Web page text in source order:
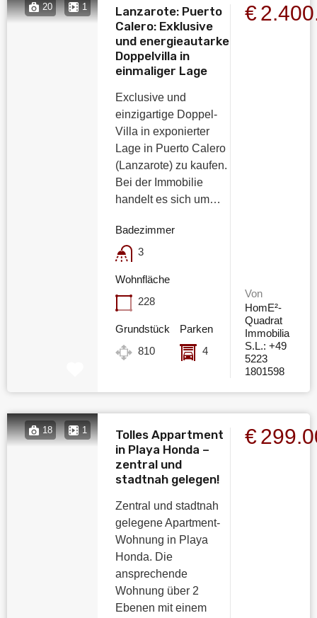
20 1
Lanzarote: Puerto
Calero: Exklusive
und energieautarke
Doppelvilla in
einmaliger Lage
Exclusive und
einzigartige Doppel-
Villa in exponierter
Lage in Puerto Calero
(Lanzarote) zu kaufen.
Bei der Immobilie
handelt es sich um…
Badezimmer
3
Wohnfläche
228
Grundstück
810
Parken
4
Von
HomE²-
Quadrat
Immobilia
S.L.: +49
5223
1801598
18 1
Tolles Appartment
in Playa Honda –
zentral und
stadtnah gelegen!
Zentral und stadtnah
gelegene Apartment-
Wohnung in Playa
Honda. Die
ansprechende
Wohnung über 2
Ebenen mit einem